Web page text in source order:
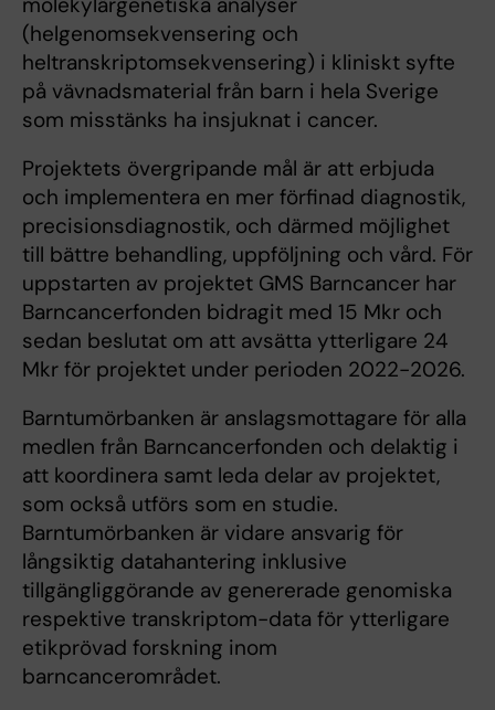
(helgenomsekvensering och
heltranskriptomsekvensering) i kliniskt syfte
på vävnadsmaterial från barn i hela Sverige
som misstänks ha insjuknat i cancer.
Projektets övergripande mål är att erbjuda
och implementera en mer förfinad diagnostik,
precisionsdiagnostik, och därmed möjlighet
till bättre behandling, uppföljning och vård. För
uppstarten av projektet GMS Barncancer har
Barncancerfonden bidragit med 15 Mkr och
sedan beslutat om att avsätta ytterligare 24
Mkr för projektet under perioden 2022-2026.
Barntumörbanken är anslagsmottagare för alla
medlen från Barncancerfonden och delaktig i
att koordinera samt leda delar av projektet,
som också utförs som en studie.
Barntumörbanken är vidare ansvarig för
långsiktig datahantering inklusive
tillgängliggörande av genererade genomiska
respektive transkriptom-data för ytterligare
etikprövad forskning inom
barncancerområdet.